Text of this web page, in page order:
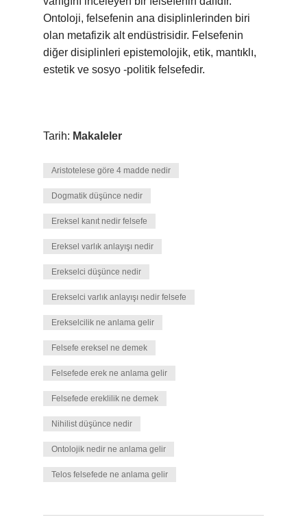
Ontoloji, felsefenin ana disiplinlerinden biri
olan metafizik alt endüstrisidir. Felsefenin
diğer disiplinleri epistemolojik, etik, mantıklı,
estetik ve sosyo -politik felsefedir.
Tarih: Makaleler
Aristotelese göre 4 madde nedir
Dogmatik düşünce nedir
Ereksel kanıt nedir felsefe
Ereksel varlık anlayışı nedir
Erekselci düşünce nedir
Erekselci varlık anlayışı nedir felsefe
Erekselcilik ne anlama gelir
Felsefe ereksel ne demek
Felsefede erek ne anlama gelir
Felsefede ereklilik ne demek
Nihilist düşünce nedir
Ontolojik nedir ne anlama gelir
Telos felsefede ne anlama gelir